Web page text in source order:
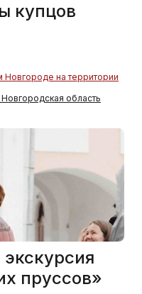
купцов
Новгороде на территории
область
пруссов»